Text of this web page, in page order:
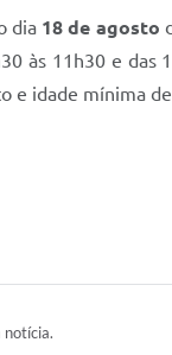
dia 18 de agosto
às 11h30 e
e idade mínima
notícia.